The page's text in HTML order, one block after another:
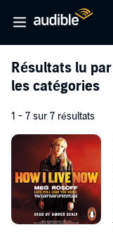
Résultats lu par
les catégories
1 - 7 sur 7 résultats